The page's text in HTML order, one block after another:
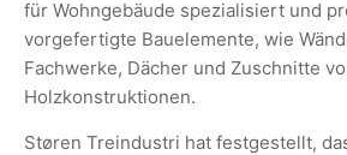
für Wohngebäude spezialisiert und
vorgefertigte Bauelemente, wie
Fachwerke, Dächer und Zuschnitte
Holzkonstruktionen.
Støren Treindustri hat festgestellt,